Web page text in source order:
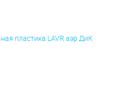
пластика LAVR аэр ДиК